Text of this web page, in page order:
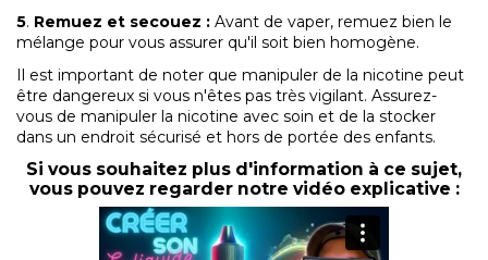
5. Remuez et secouez : Avant de vaper, remuez bien le
mélange pour vous assurer qu'il soit bien homogène.
Il est important de noter que manipuler de la nicotine peut
être dangereux si vous n'êtes pas très vigilant. Assurez-
vous de manipuler la nicotine avec soin et de la stocker
dans un endroit sécurisé et hors de portée des enfants.
Si vous souhaitez plus d'information à ce sujet,
vous pouvez regarder notre vidéo explicative :